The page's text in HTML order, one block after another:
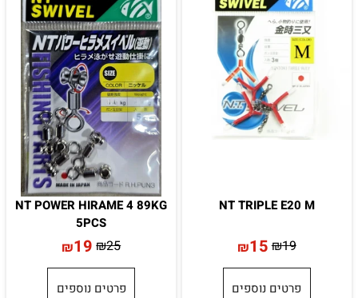
NT TRIPLE E20 M
₪19
₪15
פרטים נוספים
NT POWER HIRAME 4 89KG
5PCS
₪25
₪19
פרטים נוספים